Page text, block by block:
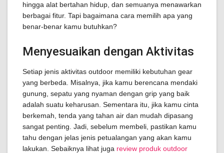
hingga alat bertahan hidup, dan semuanya menawarkan
berbagai fitur. Tapi bagaimana cara memilih apa yang
benar-benar kamu butuhkan?
Menyesuaikan dengan Aktivitas
Setiap jenis aktivitas outdoor memiliki kebutuhan gear
yang berbeda. Misalnya, jika kamu berencana mendaki
gunung, sepatu yang nyaman dengan grip yang baik
adalah suatu keharusan. Sementara itu, jika kamu cinta
berkemah, tenda yang tahan air dan mudah dipasang
sangat penting. Jadi, sebelum membeli, pastikan kamu
tahu dengan jelas jenis petualangan yang akan kamu
lakukan. Sebaiknya lihat juga review produk outdoor